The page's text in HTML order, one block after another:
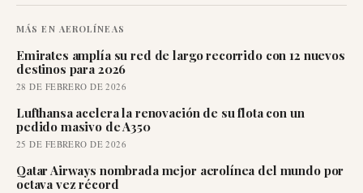
MÁS EN AEROLÍNEAS
Emirates amplía su red de largo recorrido con 12 nuevos
destinos para 2026
28 DE FEBRERO DE 2026
Lufthansa acelera la renovación de su flota con un
pedido masivo de A350
25 DE FEBRERO DE 2026
Qatar Airways nombrada mejor aerolínea del mundo por
octava vez récord